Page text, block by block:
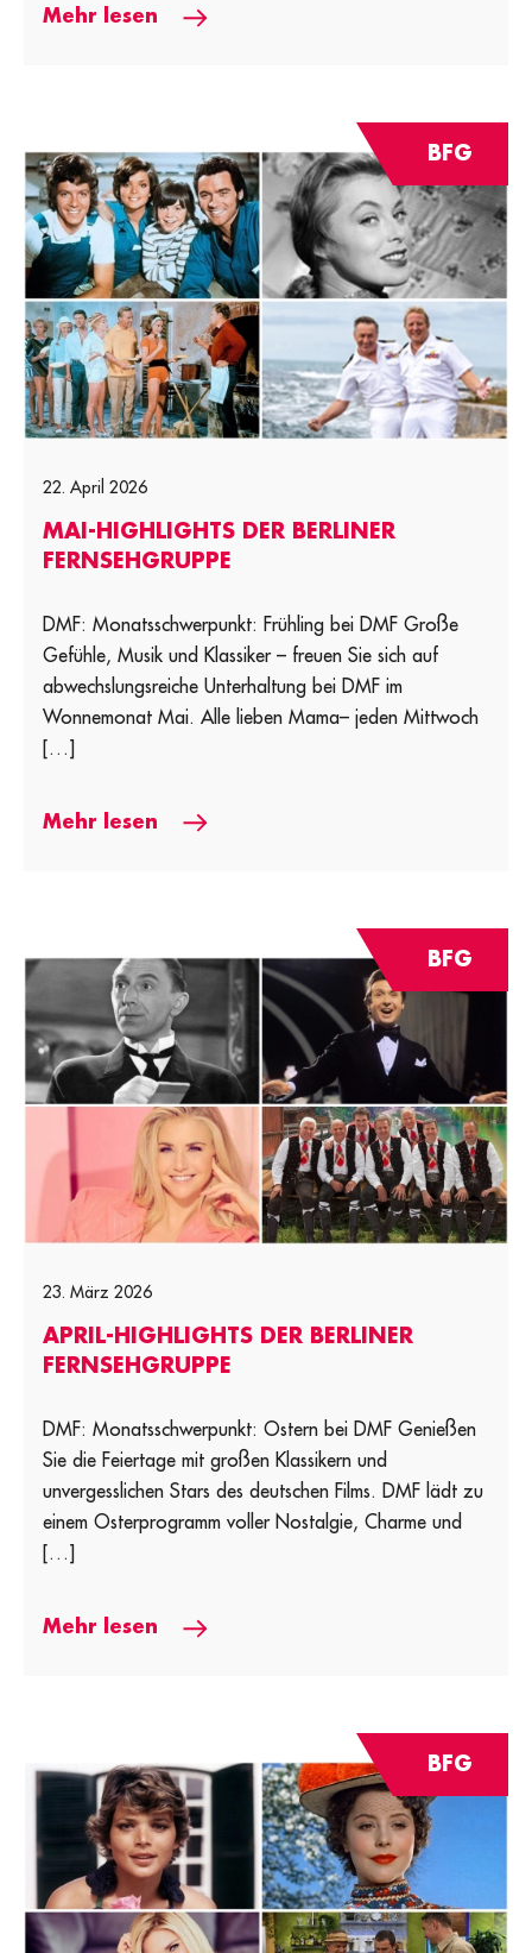
Mehr lesen
BFG
22. April 2026
MAI-HIGHLIGHTS DER BERLINER
FERNSEHGRUPPE
DMF: Monatsschwerpunkt: Frühling bei DMF Große
Gefühle, Musik und Klassiker – freuen Sie sich auf
abwechslungsreiche Unterhaltung bei DMF im
Wonnemonat Mai. Alle lieben Mama– jeden Mittwoch
[…]
Mehr lesen
BFG
23. März 2026
APRIL-HIGHLIGHTS DER BERLINER
FERNSEHGRUPPE
DMF: Monatsschwerpunkt: Ostern bei DMF Genießen
Sie die Feiertage mit großen Klassikern und
unvergesslichen Stars des deutschen Films. DMF lädt zu
einem Osterprogramm voller Nostalgie, Charme und
[…]
Mehr lesen
BFG